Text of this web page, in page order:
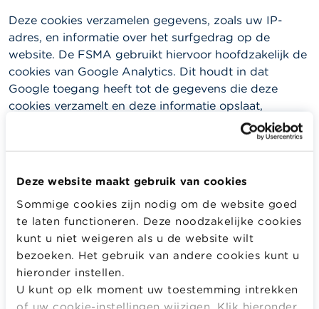
Deze website maakt gebruik van cookies
Sommige cookies zijn nodig om de website goed
te laten functioneren. Deze noodzakelijke cookies
kunt u niet weigeren als u de website wilt
bezoeken. Het gebruik van andere cookies kunt u
hieronder instellen.
U kunt op elk moment uw toestemming intrekken
of uw cookie-instellingen wijzigen. Klik hieronder
Deze cookies verzamelen gegevens, zoals uw IP-
adres, en informatie over het surfgedrag op de
website. De FSMA gebruikt hiervoor hoofdzakelijk de
cookies van Google Analytics. Dit houdt in dat
Google toegang heeft tot de gegevens die deze
cookies verzamelt en deze informatie opslaat,
desgevallend ook op servers in de Verenigde Staten.
De FSMA heeft ervoor gekozen om de Google
stellen, door onder meer ervoor te opteren het laatste
octet van uw IP-adres te verwijderen nog vooraleer
het wordt opgeslagen door Google en niet toe te
laten om gegevens te delen met Google. Voor meer
informatie over Google Analytics kan u het
privacybeleid van Googleen met namede manier
waarop Google bepaalde verzamelde gegevens
gebruikt, wanneer u sites of applicaties van zijn